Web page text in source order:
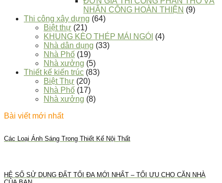
NHÂN CÔNG HOÀN THIỆN (9)
Thi công xây dựng (64)
Biệt thự (21)
KHUNG KÈO THÉP MÁI NGÓI (4)
Nhà dân dụng (33)
Nhà Phố (19)
Nhà xưởng (5)
Thiết kế kiến trúc (83)
Biệt Thự (20)
Nhà Phố (17)
Nhà xưởng (8)
Bài viết mới nhất
Các Loại Ánh Sáng Trong Thiết Kế Nội Thất
HỆ SỐ SỬ DỤNG ĐẤT TỐI ĐA MỚI NHẤT – TỐI ƯU CHO CĂN NHÀ